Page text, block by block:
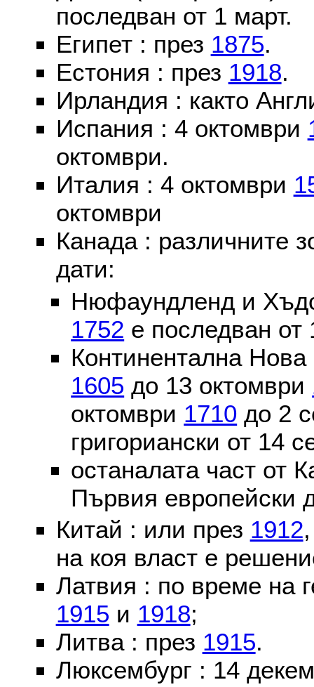
последван от 1 март.
Египет : през 1875.
Естония : през 1918.
Ирландия : както
Испания : 4 октомври
октомври.
Италия : 4 октомври
октомври
Канада : различните
дати:
Нюфаундленд и
1752 е последван от
Континентална
1605 до 13 октомври
октомври 1710 до 2
григориански от 14
останалата част от
Първия европейски
Китай : или през 1912
на коя власт е
Латвия : по време на
1915 и 1918;
Литва : през 1915.
Люксембург : 14